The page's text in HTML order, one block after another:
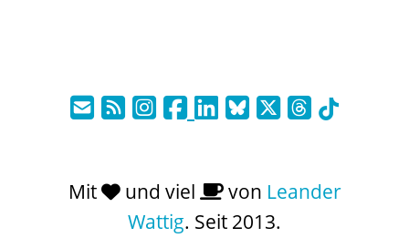
Mit und viel von Leander
Wattig. Seit 2013.